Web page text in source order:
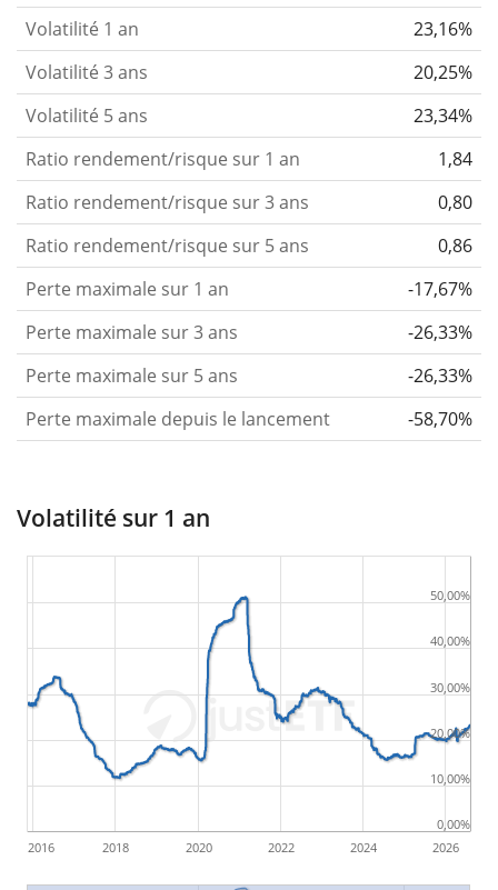
Volatilité 1 an
23,16%
Volatilité 3 ans
20,25%
Volatilité 5 ans
23,34%
Ratio rendement/risque sur 1 an
1,84
Ratio rendement/risque sur 3 ans
0,80
Ratio rendement/risque sur 5 ans
0,86
Perte maximale sur 1 an
-17,67%
Perte maximale sur 3 ans
-26,33%
Perte maximale sur 5 ans
-26,33%
Perte maximale depuis le lancement
-58,70%
Volatilité sur 1 an
2016 2018 2020 2022 2024 2026
0,00%
10,00%
20,00%
30,00%
40,00%
50,00%